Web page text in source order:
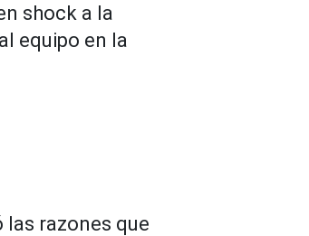
shock a la
equipo en la
las razones que